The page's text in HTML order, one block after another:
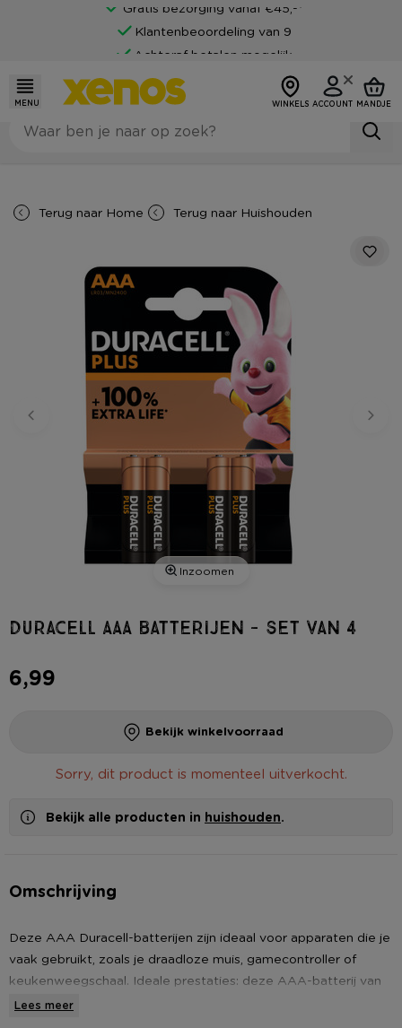
Gratis bezorging vanaf €45,-*
Klantenbeoordeling van 9
Achteraf betalen mogelijk
MENU WINKELS ACCOUNT MANDJE
Terug naar Home Terug naar Huishouden
Inzoomen
Duracell AAA batterijen - set van 4
6,99
Bekijk winkelvoorraad
Sorry, dit product is momenteel uitverkocht.
Bekijk alle producten in huishouden.
Omschrijving
Deze AAA Duracell-batterijen zijn ideaal voor apparaten die je
vaak gebruikt, zoals je draadloze muis, gamecontroller of
keukenweegschaal. Ideale prestaties: deze AAA-batterij van
Duracell is ideaal voor alle apparaten die je dagelijks gebruikt:
Lees meer